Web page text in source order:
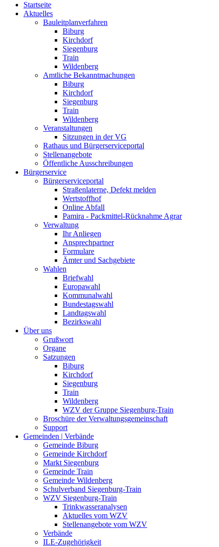
Startseite
Aktuelles
Bauleitplanverfahren
Biburg
Kirchdorf
Siegenburg
Train
Wildenberg
Amtliche Bekanntmachungen
Biburg
Kirchdorf
Siegenburg
Train
Wildenberg
Veranstaltungen
Sitzungen in der VG
Rathaus und Bürgerserviceportal
Stellenangebote
Öffentliche Ausschreibungen
Bürgerservice
Bürgerserviceportal
Straßenlaterne, Defekt melden
Wertstoffhof
Online Abfall
Pamira - Packmittel-Rücknahme Agrar
Verwaltung
Ihr Anliegen
Ansprechpartner
Formulare
Ämter und Sachgebiete
Wahlen
Briefwahl
Europawahl
Kommunalwahl
Bundestagswahl
Landtagswahl
Bezirkswahl
Über uns
Grußwort
Organe
Satzungen
Biburg
Kirchdorf
Siegenburg
Train
Wildenberg
WZV der Gruppe Siegenburg-Train
Broschüre der Verwaltungsgemeinschaft
Support
Gemeinden | Verbände
Gemeinde Biburg
Gemeinde Kirchdorf
Markt Siegenburg
Gemeinde Train
Gemeinde Wildenberg
Schulverband Siegenburg-Train
WZV Siegenburg-Train
Trinkwasseranalysen
Aktuelles vom WZV
Stellenangebote vom WZV
Verbände
ILE-Zugehörigkeit